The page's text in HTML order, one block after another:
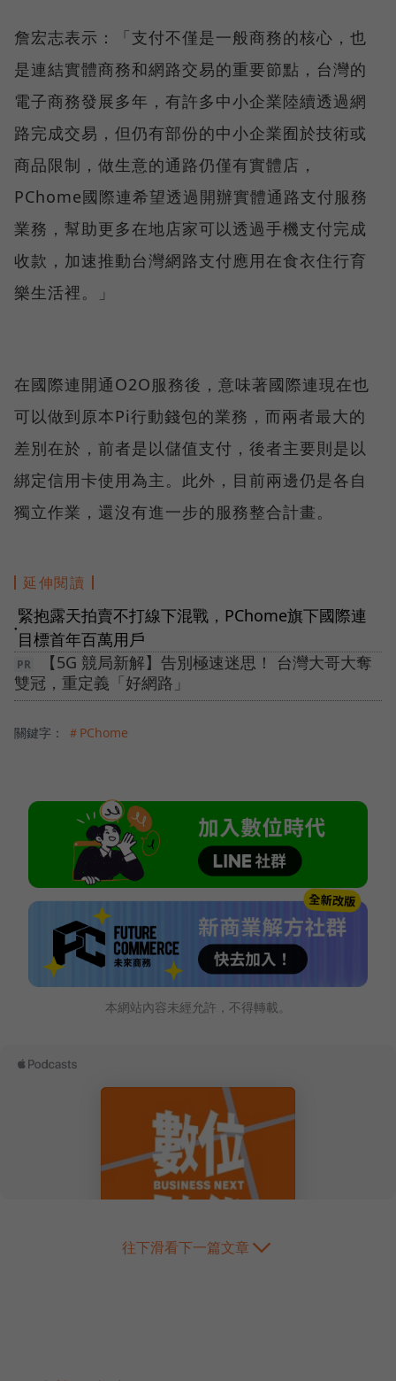
詹宏志表示：「支付不僅是一般商務的核心，也
是連結實體商務和網路交易的重要節點，台灣的
電子商務發展多年，有許多中小企業陸續透過網
路完成交易，但仍有部份的中小企業囿於技術或
商品限制，做生意的通路仍僅有實體店，
PChome國際連希望透過開辦實體通路支付服務
業務，幫助更多在地店家可以透過手機支付完成
收款，加速推動台灣網路支付應用在食衣住行育
樂生活裡。」
在國際連開通O2O服務後，意味著國際連現在也
可以做到原本Pi行動錢包的業務，而兩者最大的
差別在於，前者是以儲值支付，後者主要則是以
綁定信用卡使用為主。此外，目前兩邊仍是各自
獨立作業，還沒有進一步的服務整合計畫。
延伸閱讀
●
緊抱露天拍賣不打線下混戰，PChome旗下國際連
目標首年百萬用戶
【5G 競局新解】告別極速迷思！ 台灣大哥大奪
雙冠，重定義「好網路」
關鍵字： ＃PChome
本網站內容未經允許，不得轉載。
往下滑看下一篇文章